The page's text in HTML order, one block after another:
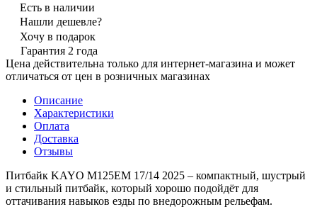
Есть в наличии
Нашли дешевле?
Хочу в подарок
Гарантия 2 года
Цена действительна только для интернет-магазина и может
отличаться от цен в розничных магазинах
Описание
Характеристики
Оплата
Доставка
Отзывы
Питбайк KAYO M125EM 17/14 2025 – компактный, шустрый
и стильный питбайк, который хорошо подойдёт для
оттачивания навыков езды по внедорожным рельефам.